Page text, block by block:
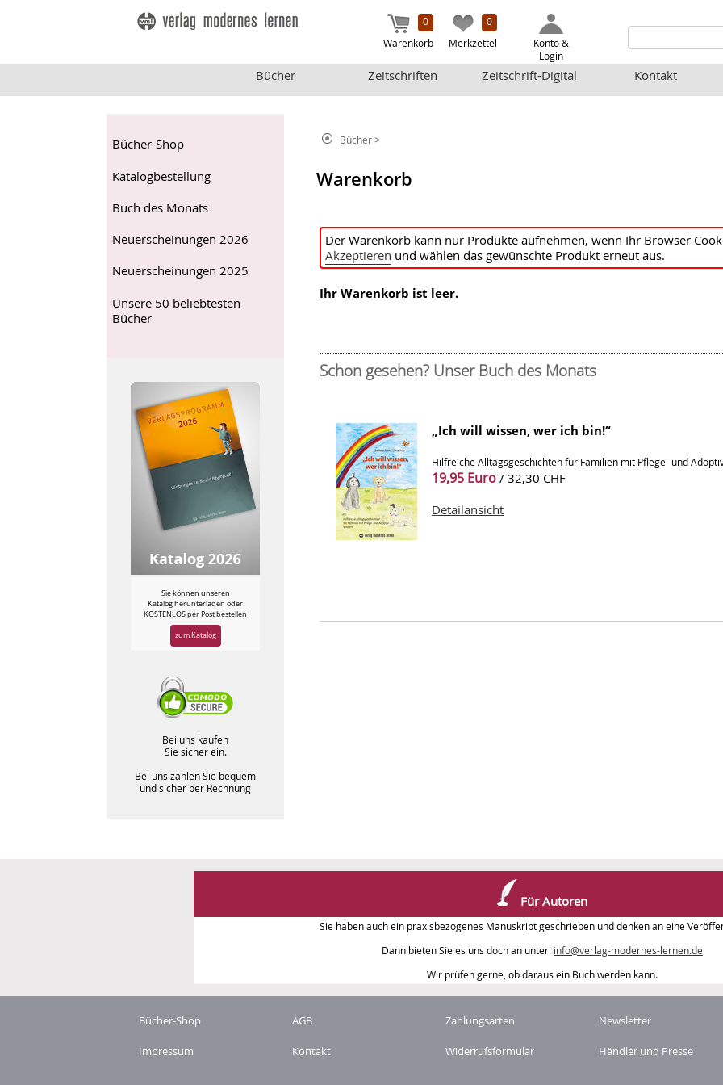
0
Warenkorb
0
Merkzettel
Konto &
Login
Bücher Zeitschriften Zeitschrift-Digital Kontakt
Bücher-Shop
Katalogbestellung
Buch des Monats
Neuerscheinungen 2026
Neuerscheinungen 2025
Unsere 50 beliebtesten
Bücher
Sie können unseren
Katalog herunterladen oder
KOSTENLOS per Post bestellen
zum Katalog
Bei uns kaufen
Sie sicher ein.
Bei uns zahlen Sie bequem
und sicher per Rechnung
Bücher>
Warenkorb
Der Warenkorb kann nur Produkte aufnehmen, wenn Ihr Browser
Akzeptieren und wählen das gewünschte Produkt erneut aus.
Ihr Warenkorb ist leer.
Schon gesehen? Unser Buch des Monats
„Ich will wissen, wer ich bin!“
Hilfreiche Alltagsgeschichten für Familien mit Pflege- und
19,95 Euro / 32,30 CHF
Detailansicht
Für Autoren
Sie haben auch ein praxisbezogenes Manuskript geschrieben und denken an eine
Dann bieten Sie es uns doch an unter: info@verlag-modernes-lernen.de
Wir prüfen gerne, ob daraus ein Buch werden kann.
Bücher-Shop AGB Zahlungsarten Newsletter
Impressum Kontakt Widerrufsformular Händler und Presse